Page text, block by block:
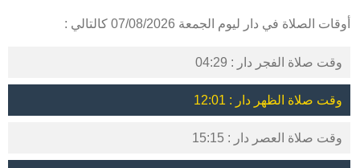
أوقات الصلاة في دار ليوم الجمعة 07/08/2026 كالتالي :
وقت صلاة الفجر دار : 04:29
وقت صلاة الظهر دار : 12:01
وقت صلاة العصر دار : 15:15